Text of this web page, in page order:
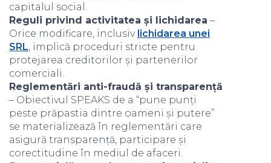
capitalul social.
Reguli privind activitatea și lichidarea –
Orice modificare, inclusiv lichidarea unei
SRL, implică proceduri stricte pentru
protejarea creditorilor și partenerilor
comerciali.
Reglementări anti-fraudă și transparență
– Obiectivul SPEAKS de a “pune punți
peste prăpastia dintre oameni și putere”
se materializează în reglementări care
asigură transparență, participare și
corectitudine în mediul de afaceri.